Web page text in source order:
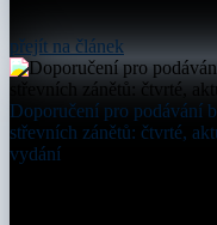
přejít na článek
Doporučení pro podávání
střevních zánětů: čtvrté,
vydání